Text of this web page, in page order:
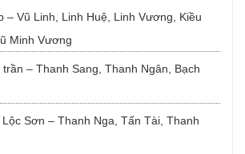
– Vũ Linh, Linh Huệ, Linh Vương, Kiều
Minh Vương
– Thanh Sang, Thanh Ngân, Bạch
Sơn – Thanh Nga, Tấn Tài, Thanh